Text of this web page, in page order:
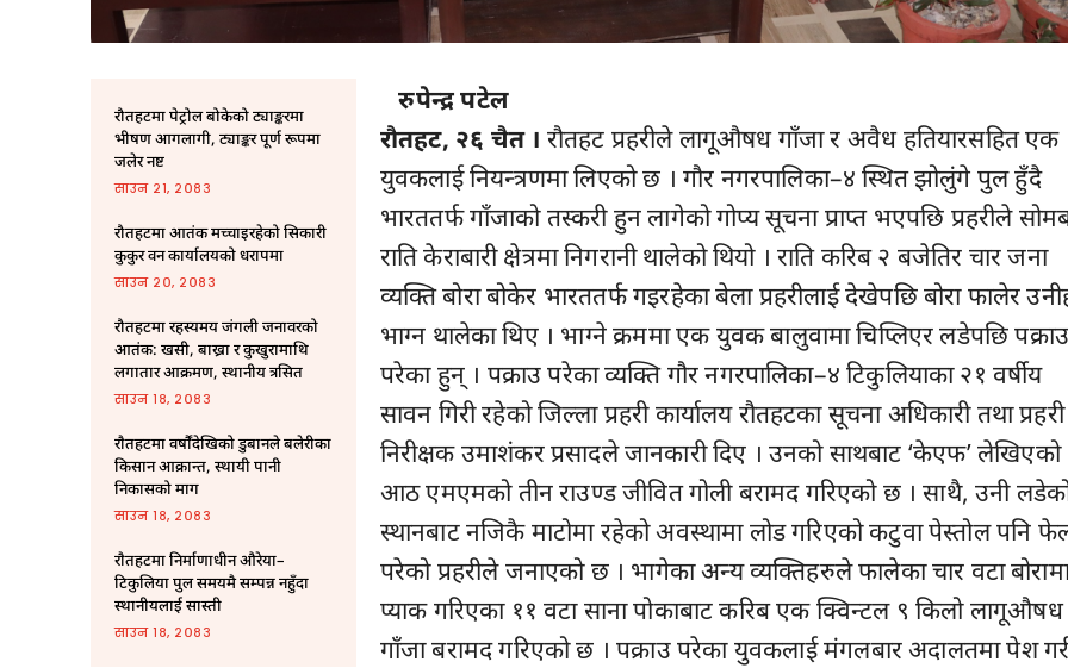
रौतहटमा पेट्रोल बोकेको ट्याङ्करमा
भीषण आगलागी, ट्याङ्कर पूर्ण रूपमा
जलेर नष्ट
साउन २१, २०८३
रौतहटमा आतंक मच्चाइरहेको सिकारी
कुकुर वन कार्यालयको धरापमा
साउन २०, २०८३
रौतहटमा रहस्यमय जंगली जनावरको
आतंक: खसी, बाख्रा र कुखुरामाथि
लगातार आक्रमण, स्थानीय त्रसित
साउन १८, २०८३
राैतहटमा वर्षौंदेखिको डुबानले बलेरीका
किसान आक्रान्त, स्थायी पानी
निकासको माग
साउन १८, २०८३
राैतहटमा निर्माणाधीन औरेया–
टिकुलिया पुल समयमै सम्पन्न नहुँदा
स्थानीयलाई सास्ती
साउन १८, २०८३
रुपेन्द्र पटेल
रौतहट, २६ चैत । रौतहट प्रहरीले लागूऔषध गाँजा र अवैध हतियारसहित एक
युवकलाई नियन्त्रणमा लिएको छ । गौर नगरपालिका–४ स्थित झोलुंगे पुल हुँदै
भारततर्फ गाँजाको तस्करी हुन लागेको गोप्य सूचना प्राप्त भएपछि प्रहरीले
राति केराबारी क्षेत्रमा निगरानी थालेको थियो । राति करिब २ बजेतिर चार जना
व्यक्ति बोरा बोकेर भारततर्फ गइरहेका बेला प्रहरीलाई देखेपछि बोरा फालेर
भाग्न थालेका थिए । भाग्ने क्रममा एक युवक बालुवामा चिप्लिएर लडेपछि पक्राउ
परेका हुन् । पक्राउ परेका व्यक्ति गौर नगरपालिका–४ टिकुलियाका २१ वर्षीय
सावन गिरी रहेको जिल्ला प्रहरी कार्यालय रौतहटका सूचना अधिकारी तथा प्रहरी
निरीक्षक उमाशंकर प्रसादले जानकारी दिए । उनको साथबाट ‘केएफ’ लेखिएको
आठ एमएमको तीन राउण्ड जीवित गोली बरामद गरिएको छ । साथै, उनी
स्थानबाट नजिकै माटोमा रहेको अवस्थामा लोड गरिएको कटुवा पेस्तोल पनि
परेको प्रहरीले जनाएको छ । भागेका अन्य व्यक्तिहरुले फालेका चार वटा
प्याक गरिएका ११ वटा साना पोकाबाट करिब एक क्विन्टल ९ किलो लागूऔषध
गाँजा बरामद गरिएको छ । पक्राउ परेका युवकलाई मंगलबार अदालतमा पेश